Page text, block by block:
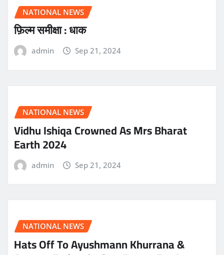
NATIONAL NEWS
फ़िल्म समीक्षा : धाक
admin Sep 21, 2024
NATIONAL NEWS
Vidhu Ishiqa Crowned As Mrs Bharat
Earth 2024
admin Sep 21, 2024
NATIONAL NEWS
Hats Off To Ayushmann Khurrana &